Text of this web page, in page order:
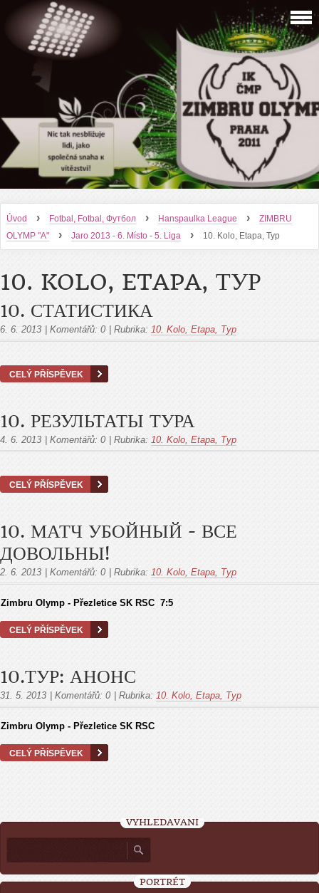
Úvod › Fotbal, Fotbal, Футбол › Hanspaulka League ›
ZIMBRU
OLYMP "A"
› Jaro 2013 - 6. Místo - 5. Liga › 10. Kolo, Etapa, Тур
10. KOLO, ETAPA, ТУР
10. СТАТИСТИКА
6. 6. 2013 Komentářů: 0 Rubrika: 10. Kolo, Etapa, Тур
CELÝ PŘÍSPĚVEK
10. РЕЗУЛЬТАТЫ ТУРА
4. 6. 2013 Komentářů: 0 Rubrika: 10. Kolo, Etapa, Тур
CELÝ PŘÍSPĚVEK
10. МАТЧ УБОЙНЫЙ - ВСЕ
ДОВОЛЬНЫ!
2. 6. 2013 Komentářů: 0 Rubrika: 10. Kolo, Etapa, Тур
Zimbru Olymp - Přezletice SK RSC 7:5
CELÝ PŘÍSPĚVEK
10.ТУР: АНОНС
31. 5. 2013 Komentářů: 0 Rubrika: 10. Kolo, Etapa, Тур
Zimbru Olymp - Přezletice SK RSC
CELÝ PŘÍSPĚVEK
VYHLEDÁVÁNÍ
PORTRÉT